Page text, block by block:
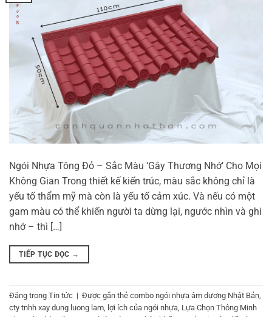
Ngói Nhựa Tông Đỏ – Sắc Màu ‘Gây Thương Nhớ’ Cho Mọi
Không Gian Trong thiết kế kiến trúc, màu sắc không chỉ là
yếu tố thẩm mỹ mà còn là yếu tố cảm xúc. Và nếu có một
gam màu có thể khiến người ta dừng lại, ngước nhìn và ghi
nhớ – thì […]
TIẾP TỤC ĐỌC →
Đăng trong Tin tức | Được gắn thẻ combo ngói nhựa âm dương Nhật Bản,
cty tnhh xay dung luong lam, lợi ích của ngói nhựa, Lựa Chọn Thông Minh